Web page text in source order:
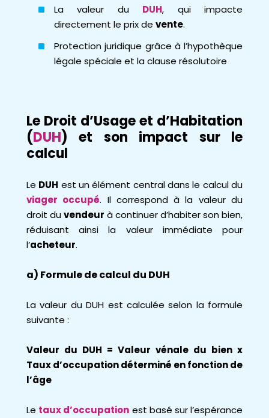
La valeur du DUH, qui impacte
directement le prix de vente.
Protection juridique grâce à l’hypothèque
légale spéciale et la clause résolutoire
Le Droit d’Usage et d’Habitation
(DUH) et son impact sur le
calcul
Le DUH est un élément central dans le calcul du
viager occupé. Il correspond à la valeur du
droit duvendeur à continuer d’habiter son bien,
réduisant ainsi la valeur immédiate pour
l’acheteur.
a) Formule de calcul du DUH
La valeur du DUH est calculée selon la formule
suivante :
Valeur du DUH = Valeur vénale du bien x
Taux d’occupation déterminé en fonction de
l’âge
Le taux d’occupation est basé sur l’espérance